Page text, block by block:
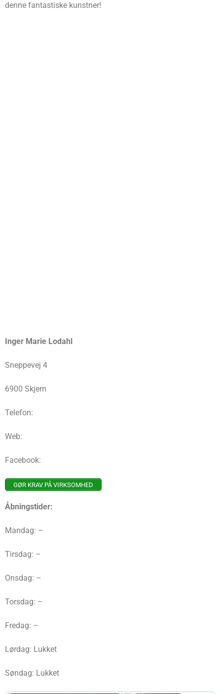
denne fantastiske kunstner!
Inger Marie Lodahl
Sneppevej 4
6900 Skjern
Telefon:
Web:
Facebook:
GØR KRAV PÅ VIRKSOMHED
Åbningstider:
Mandag: –
Tirsdag: –
Onsdag: –
Torsdag: –
Fredag: –
Lørdag: Lukket
Søndag: Lukket